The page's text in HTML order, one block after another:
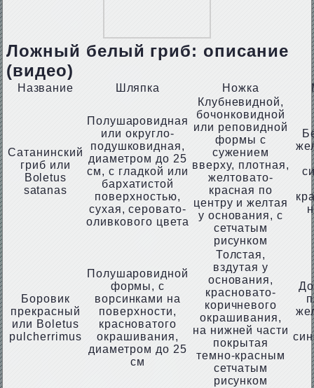
Ложный белый гриб: описание
(видео)
Название Шляпка Ножка
Сатанинский
гриб или
Boletus
satanas
Полушаровидная
или округло-
подушковидная,
диаметром до 25
см, с гладкой или
бархатистой
поверхностью,
сухая, серовато-
оливкового цвета
Клубневидной,
бочонковидной
или реповидной
формы с
сужением
вверху, плотная,
желтовато-
красная по
центру и желтая
у основания, с
сетчатым
рисунком
Боровик
прекрасный
или Boletus
pulcherrimus
Полушаровидной
формы, с
ворсинками на
поверхности,
красноватого
окрашивания,
диаметром до 25
см
Толстая,
вздутая у
основания,
красновато-
коричневого
окрашивания,
на нижней части
покрытая
темно-красным
сетчатым
рисунком